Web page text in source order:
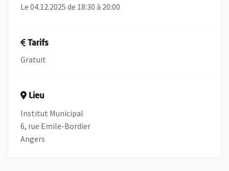
Le 04.12.2025 de 18:30 à 20:00
Tarifs
Gratuit
Lieu
Institut Municipal
6, rue Emile-Bordier
Angers